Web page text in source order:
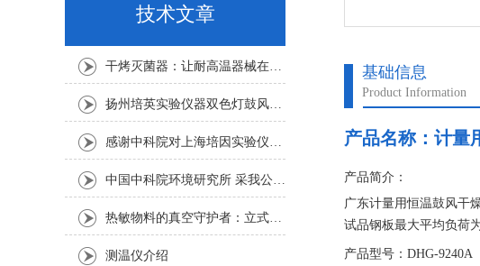
基础信息
Product Information
产品名称： 计量
产品简介：
广东计量用恒温鼓风干
试品钢板最大平均负荷
发物品，以防止爆炸。
产品型号：DHG-9240A
技术文章
干烤灭菌器：让耐高温器械在无水高温中重获无菌新生
扬州培英实验仪器双色灯鼓风干燥箱
感谢中科院对上海培因实验仪器的认可
中国中科院环境研究所 采我公司仪器300L人工气候箱 实验效果获高度评价
热敏物料的真空守护者：立式真空干燥箱选购指南
测温仪介绍